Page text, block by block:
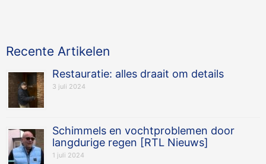
Recente Artikelen
Restauratie: alles draait om details
3 juli 2024
Schimmels en vochtproblemen door
langdurige regen [RTL Nieuws]
1 juli 2024